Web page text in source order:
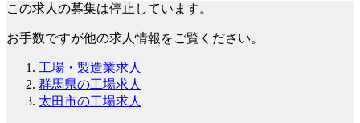
この求人の募集は停止しています。
お手数ですが他の求人情報をご覧ください。
工場・製造業求人
群馬県の工場求人
太田市の工場求人